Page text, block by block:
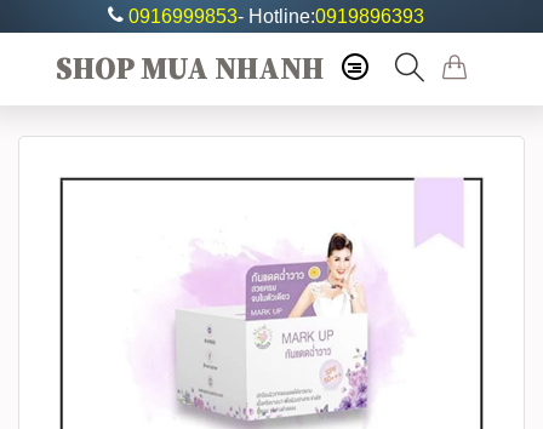
0916999853- Hotline:0919896393
SHOP MUA NHANH